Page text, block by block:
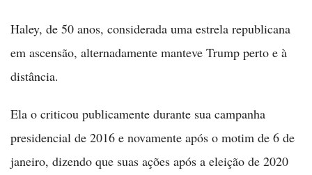
Haley, de 50 anos, considerada uma estrela republicana
em ascensão, alternadamente manteve Trump perto e à
distância.
Ela o criticou publicamente durante sua campanha
presidencial de 2016 e novamente após o motim de 6 de
janeiro, dizendo que suas ações após a eleição de 2020